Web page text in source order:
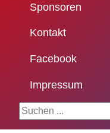
Sponsoren
Kontakt
Facebook
Impressum
Suchen ...